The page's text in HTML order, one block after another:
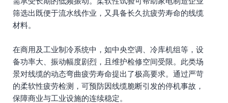
筛选出既便于流水线作业，又具备长久抗疲劳寿命的线缆
材料。
在商用及工业制冷系统中，如中央空调、冷库机组等，设
备功率大、振动幅度剧烈，且维护检修空间受限。此类场
景对线缆的动态弯曲疲劳寿命提出了极高要求。通过严苛
的柔软性疲劳检测，可预防因线缆脆断引发的停机事故，
保障商业与工业设施的连续稳定。